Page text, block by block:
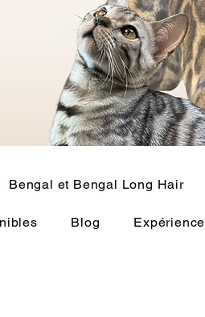
Bengal et Bengal Long Hair
Blog Expérience